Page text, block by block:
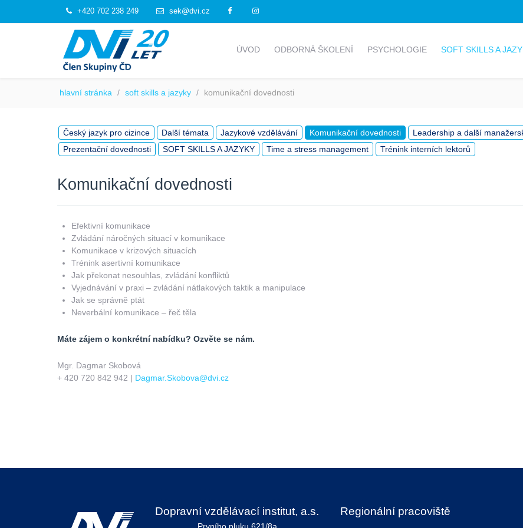
+420 702 238 249 sek@dvi.cz
ÚVOD ODBORNÁ ŠKOLENÍ PSYCHOLOGIE SOFT SKILLS A
hlavní stránka soft skills a jazyky komunikační dovednosti
Český jazyk pro cizince Další témata Jazykové vzdělávání Komunikační dovednosti Leadership a další
Prezentační dovednosti
SOFT SKILLS A JAZYKY Time a stress management Trénink interních lektorů
Komunikační dovednosti
Efektivní komunikace
Zvládání náročných situací v komunikace
Komunikace v krizových situacích
Trénink asertivní komunikace
Jak překonat nesouhlas, zvládání konfliktů
Vyjednávání v praxi – zvládání nátlakových taktik a manipulace
Jak se správně ptát
Neverbální komunikace – řeč těla
Máte zájem o konkrétní nabídku? Ozvěte se nám.
Mgr. Dagmar Skobová
+ 420 720 842 942 | Dagmar.Skobova@dvi.cz
Dopravní vzdělávací institut, a.s. Regionální pracoviště